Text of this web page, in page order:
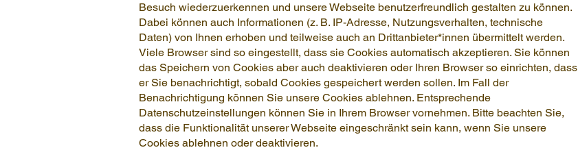
Besuch wiederzuerkennen und unsere Webseite benutzerfreundlich gestalten zu können.
Dabei können auch Informationen (z. B. IP-Adresse, Nutzungsverhalten, technische
Daten) von Ihnen erhoben und teilweise auch an Drittanbieter*innen übermittelt werden.
Viele Browser sind so eingestellt, dass sie Cookies automatisch akzeptieren. Sie können
das Speichern von Cookies aber auch deaktivieren oder Ihren Browser so einrichten, dass
er Sie benachrichtigt, sobald Cookies gespeichert werden sollen. Im Fall der
Benachrichtigung können Sie unsere Cookies ablehnen. Entsprechende
Datenschutzeinstellungen können Sie in Ihrem Browser vornehmen. Bitte beachten Sie,
dass die Funktionalität unserer Webseite eingeschränkt sein kann, wenn Sie unsere
Cookies ablehnen oder deaktivieren.